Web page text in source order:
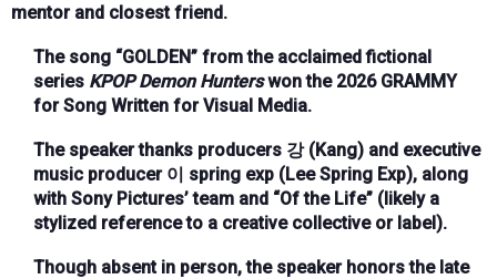
mentor and closest friend.
The song “GOLDEN” from the acclaimed fictional
series KPOP Demon Hunterswon the 2026 GRAMMY
for Song Written for Visual Media.
The speaker thanks producers 강 (Kang) and executive
music producer 이 spring exp (Lee Spring Exp), along
with Sony Pictures’ team and “Of the Life” (likely a
stylized reference to a creative collective or label).
Though absent in person, the speaker honors the late